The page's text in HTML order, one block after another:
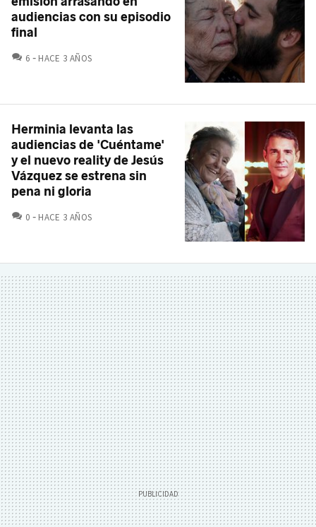
audiencias con su episodio
final
6 COMENTARIOS
HACE 3 AÑOS
Herminia levanta las
audiencias de 'Cuéntame'
y el nuevo reality de Jesús
Vázquez se estrena sin
pena ni gloria
0 COMENTARIOS
HACE 3 AÑOS